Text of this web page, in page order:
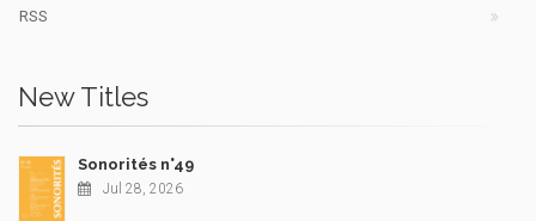
RSS
New Titles
Sonorités n°49
Jul 28, 2026